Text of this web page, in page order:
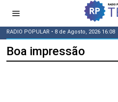
RADIO POPULAR • 8 de Agosto, 2026 16:08
Boa impressão